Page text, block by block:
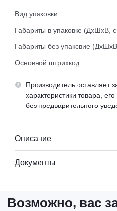
Вид упаковки
Габариты в упаковке (ДхШхВ,
Габариты без упаковие
Основной штрихкод
Производитель оставляет
характеристики товара,
без предварительного
Описание
Документы
Возможно, вас